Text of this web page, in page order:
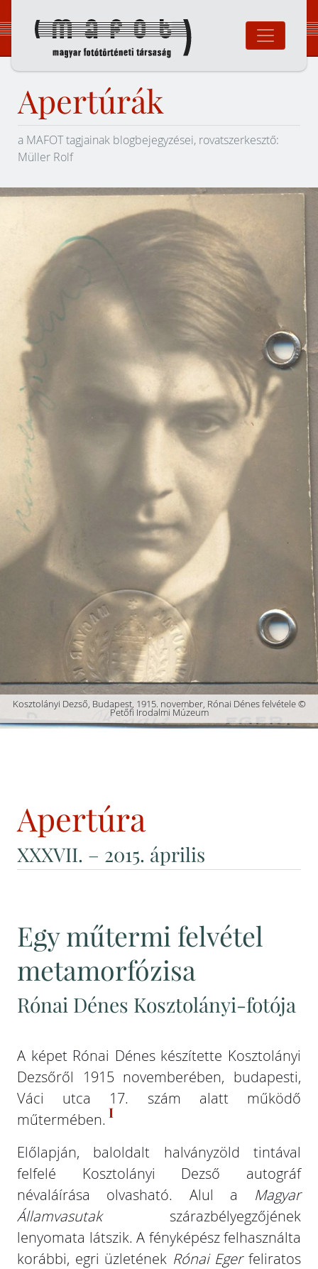
a
tartalomhoz
Magyar
Apertúrák
a MAFOT tagjainak blogbejegyzései, rovatszerkesztő:
Müller Rolf
Kosztolányi Dezső, Budapest, 1915. november, Rónai Dénes felvétele ©
Petőfi Irodalmi Múzeum
Apertúra
XXXVII. – 2015. április
Egy műtermi felvétel
metamorfózisa
Rónai Dénes Kosztolányi-fotója
A képet Rónai Dénes készítette Kosztolányi
Dezsőről 1915 novemberében, budapesti,
Váci utca 17. szám alatt működő
műtermében. I
Előlapján, baloldalt halványzöld tintával
felfelé Kosztolányi Dezső autográf
névaláírása olvasható. Alul a Magyar
Államvasutakszárazbélyegzőjének
lenyomata látszik. A fényképész felhasználta
korábbi, egri üzletének Rónai Egerfeliratos